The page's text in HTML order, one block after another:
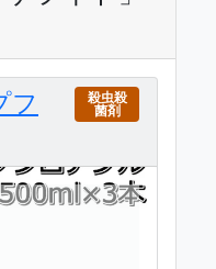
フ
殺虫殺
菌剤